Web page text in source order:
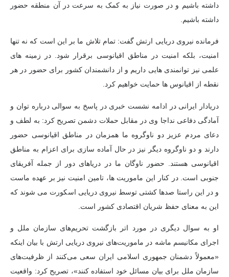
داشته باشیم و در صورت نیاز به کمک به سرعت در آن منطقه حضور
داشته باشیم.
فرمانده نیروی دریایی ارتش گفت: تمام تلاش ما بر این است که نه تنها
امنیت، بلکه امنیت در مناطق اقیانوسی برقرار شود. در زمینه های
علمی نیز توانمندی هایی داریم و از دانشمندان کشور برای حضور در هر
نقطه از اقیانوس ها حمایت خواهیم کرد.
دریادار ایرانی در ادامه نشست خبری در پاسخ به سوالی درباره توان و
آمادگی دفاعی نداجا وی در مقابل حملات دشمن تصریح کرد: به لطف و
دعای مردم عزیز دو ناوگروه ما همزمان در مناطق اقیانوسی حضور
دارند و دو ناوگروه دیگر نیز در حال آماده سازی برای اعزام به مناطق
اقیانوسی هستند. حضور ناوگان ما در دریاهای دور از جمله آفریقای
جنوبی است. در کنار این ماموریت ها، تامین امنیت نیز بر عهده ماست
و در این راستا صدها کشتی توسط نیروی دریایی اسکورت می شوند که
این به معنای حفظ شریان اقتصادی کشور است.
او به سوال دیگری در مورد اتر
بازگشت تحریم‌های سازمان ملل و
اجرای مکانیسم ماشه در ماموریت‌های نیروی دریایی ارتش با بیان اینکه
«معمولاً دشمنان جمهوری اسلامی ایران سعی می‌کنند از ظرفیت‌های
سازمان ملل برای بیان مسائل خود استفاده کنند»، تصریح کرد: واقعیت